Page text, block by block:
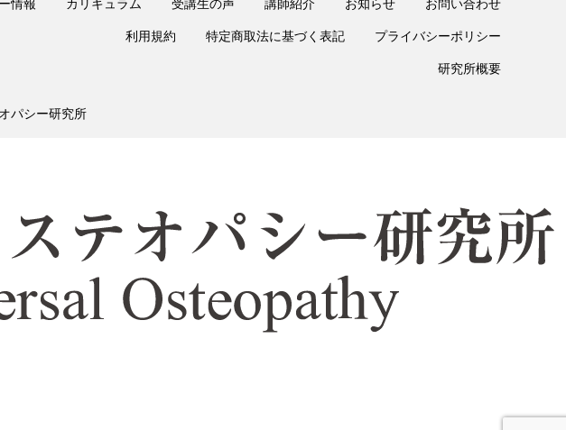
情報 カリキュラム 受講生の声 講師紹介 お知らせ お問い合わせ
利用規約 特定商取法に基づく表記 プライバシーポリシー
研究所概要
パシー研究所